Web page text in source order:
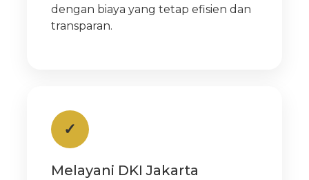
dengan biaya yang tetap efisien dan
transparan.
✓
Melayani DKI Jakarta